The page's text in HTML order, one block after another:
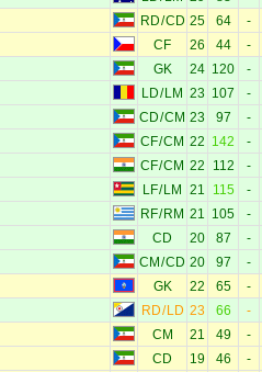
RD/CD 25 64 -
CF 26 44 -
GK 24 120 -
LD/ LM 23 107 -
CD/CM 23 97 -
CF/CM 22 142 -
CF/CM 22 112 -
LF/ LM 21 115 -
RF/ RM 21 105 -
CD 20 87 -
CM /CD 20 97 -
GK 22 65 -
RD/LD 23 66 -
CM 21 49 -
CD 19 46 -